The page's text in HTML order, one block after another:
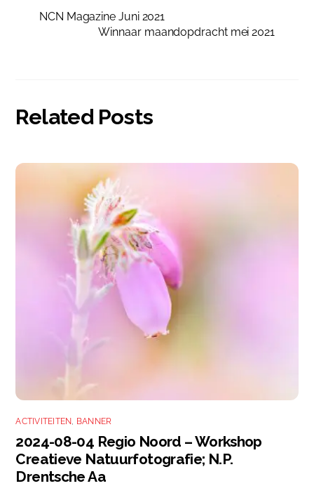
NCN Magazine Juni 2021
Winnaar maandopdracht mei 2021
Related Posts
ACTIVITEITEN BANNER
2024-08-04 Regio Noord – Workshop
Creatieve Natuurfotografie; N.P.
Drentsche Aa